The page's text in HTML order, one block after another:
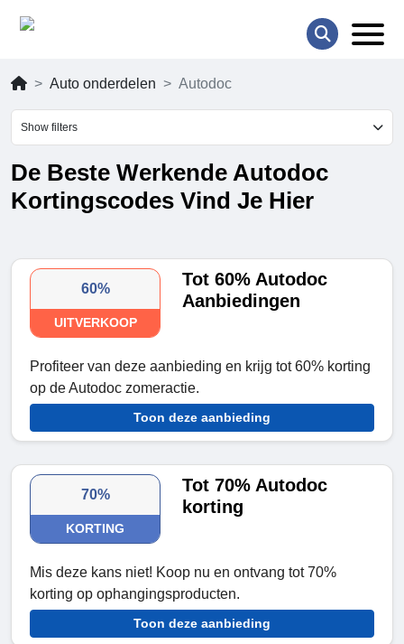
Auto onderdelen Autodoc
Show filters
De Beste Werkende Autodoc
Kortingscodes Vind Je Hier
60%
UITVERKOOP
Tot 60% Autodoc
Aanbiedingen
Profiteer van deze aanbieding en krijg tot 60% korting
op de Autodoc zomeractie.
Toon deze aanbieding
70%
KORTING
Tot 70% Autodoc
korting
Mis deze kans niet! Koop nu en ontvang tot 70%
korting op ophangingsproducten.
Toon deze aanbieding